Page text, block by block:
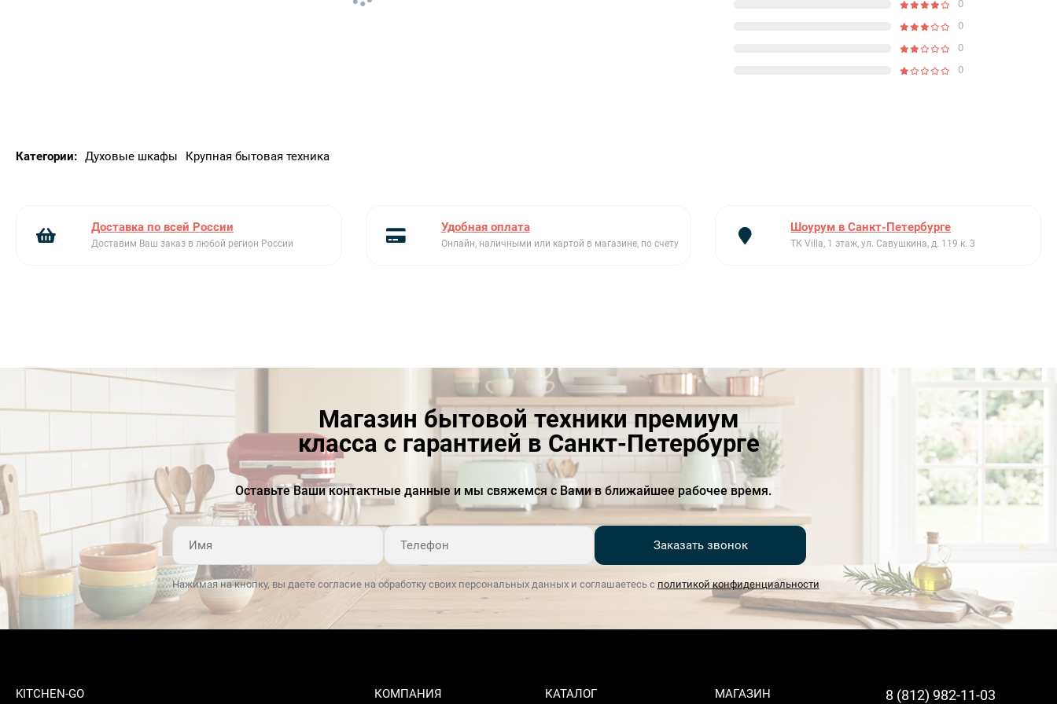
0
0
0
0
Категории: Духовые шкафы Крупная бытовая техника
Доставка по всей России
Доставим Ваш заказ в любой регион России
Удобная оплата
Онлайн, наличными или картой в магазине, по счету
Шоурум в Санкт-Петербурге
ТК Villa, 1 этаж, ул. Савушкина, д. 119 к. 3
Магазин бытовой техники премиум
класса с гарантией в Санкт-Петербурге
Оставьте Ваши контактные данные и мы свяжемся с Вами в ближайшее рабочее время.
Заказать звонок
Нажимая на кнопку, вы даете согласие на обработку своих персональных данных и соглашаетесь с политикой конфиденциальности
KITCHEN-GO КОМПАНИЯ КАТАЛОГ МАГАЗИН 8 (812) 982-11-03